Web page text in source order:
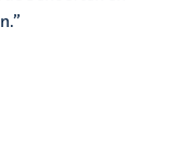
zijn.”